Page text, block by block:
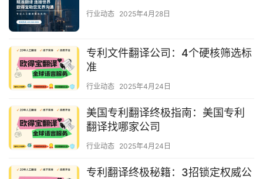
行业动态 2025年4月28日
专利文件翻译公司：4个硬核筛选标
准
行业动态 2025年4月24日
美国专利翻译终极指南：美国专利
翻译找哪家公司
行业动态 2025年4月24日
专利翻译终极秘籍：3招锁定权威公